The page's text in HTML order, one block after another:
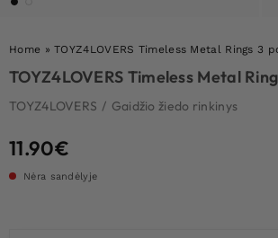
Home »TOYZ4LOVERS Timeless Metal Rings 3
TOYZ4LOVERS Timeless Metal
TOYZ4LOVERS / Gaidžio žiedo rinkinys
11.90€
Nėra sandėlyje